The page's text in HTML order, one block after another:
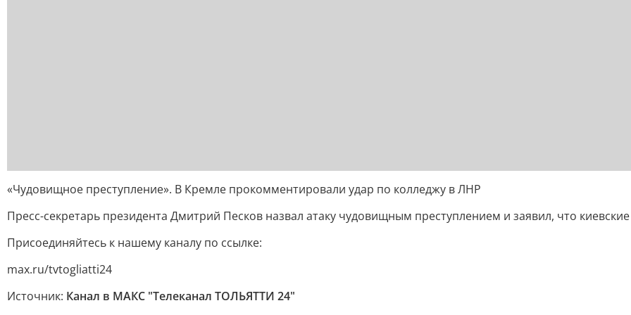
«Чудовищное преступление». В Кремле прокомментировали удар по колледжу в ЛНР
Пресс-секретарь президента Дмитрий Песков назвал атаку чудовищным преступлением и заявил, что
Присоединяйтесь к нашему каналу по ссылке:
max.ru/tvtogliatti24
Источник: Канал в МАКС "Телеканал ТОЛЬЯТТИ 24"